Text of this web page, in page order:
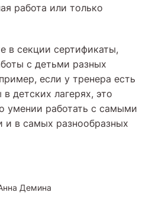
работа или только
в секции сертификаты,
с детьми разных
если у тренера есть
детских лагерях, это
умении работать с самыми
и в самых разнообразных
Демина